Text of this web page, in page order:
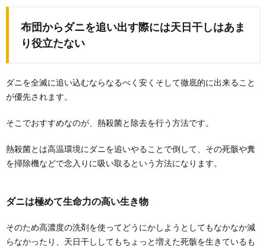
布団からダニを追い出す際には天日干しはあま
り役立たない
ダニを全滅に追い込むならなるべく安くそして徹底的に出来ること
が優先されます。
そこでおすすめなのが、熱殺菌と除去を行う方法です。
熱殺菌とは高温環境にダニを追いやることで倒して、その死骸や糞
を掃除機などで念入りに吸い取るという方法になります。
ダニは極めて生命力の高い生き物
そのため高濃度の洗剤を使ってどうにかしようとしてもなかなか減
らなかったり、天日干ししてもちょっと増えた死骸を生きているも